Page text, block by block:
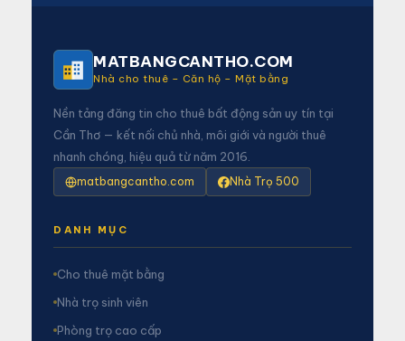
MATBANGCANTHO.COM
Nhà cho thuê – Căn hộ – Mặt bằng
Nền tảng đăng tin cho thuê bất động sản uy tín tại
Cần Thơ — kết nối chủ nhà, môi giới và người thuê
nhanh chóng, hiệu quả từ năm 2016.
matbangcantho.com Nhà Trọ 500
DANH MỤC
Cho thuê mặt bằng
Nhà trọ sinh viên
Phòng trọ cao cấp